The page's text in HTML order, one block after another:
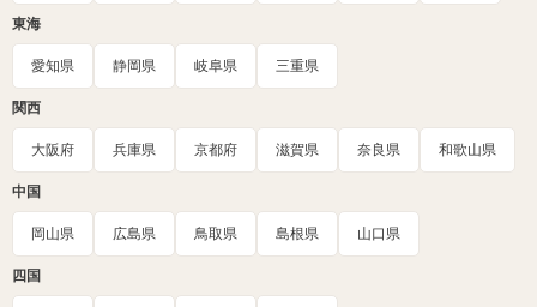
東海
愛知県 静岡県 岐阜県 三重県
関西
大阪府 兵庫県 京都府 滋賀県 奈良県 和歌山県
中国
岡山県 広島県 鳥取県 島根県 山口県
四国